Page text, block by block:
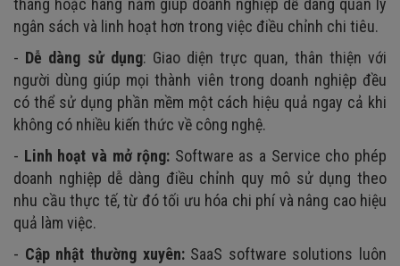
tháng hoặc hàng năm giúp doanh nghiệp dễ dàng quản lý
ngân sách và linh hoạt hơn trong việc điều chỉnh chi tiêu.
- Dễ dàng sử dụng: Giao diện trực quan, thân thiện với
người dùng giúp mọi thành viên trong doanh nghiệp đều
có thể sử dụng phần mềm một cách hiệu quả ngay cả khi
không có nhiều kiến thức về công nghệ.
- Linh hoạt và mở rộng: Software as a Service cho phép
doanh nghiệp dễ dàng điều chỉnh quy mô sử dụng theo
nhu cầu thực tế, từ đó tối ưu hóa chi phí và nâng cao hiệu
quả làm việc.
- Cập nhật thường xuyên:SaaS software solutions luôn